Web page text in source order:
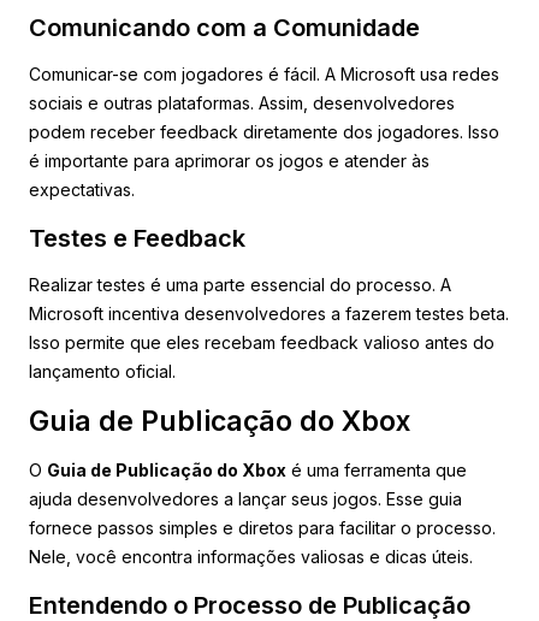
Comunicando com a Comunidade
Comunicar-se com jogadores é fácil. A Microsoft usa redes
sociais e outras plataformas. Assim, desenvolvedores
podem receber feedback diretamente dos jogadores. Isso
é importante para aprimorar os jogos e atender às
expectativas.
Testes e Feedback
Realizar testes é uma parte essencial do processo. A
Microsoft incentiva desenvolvedores a fazerem testes beta.
Isso permite que eles recebam feedback valioso antes do
lançamento oficial.
Guia de Publicação do Xbox
O Guia de Publicação do Xbox é uma ferramenta que
ajuda desenvolvedores a lançar seus jogos. Esse guia
fornece passos simples e diretos para facilitar o processo.
Nele, você encontra informações valiosas e dicas úteis.
Entendendo o Processo de Publicação